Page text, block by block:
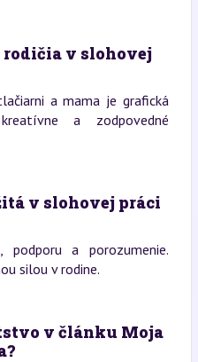
v slohovej
a mama je grafická
a zodpovedné
v slohovej práci
podporu a porozumenie.
silou v rodine.
v článku Moja